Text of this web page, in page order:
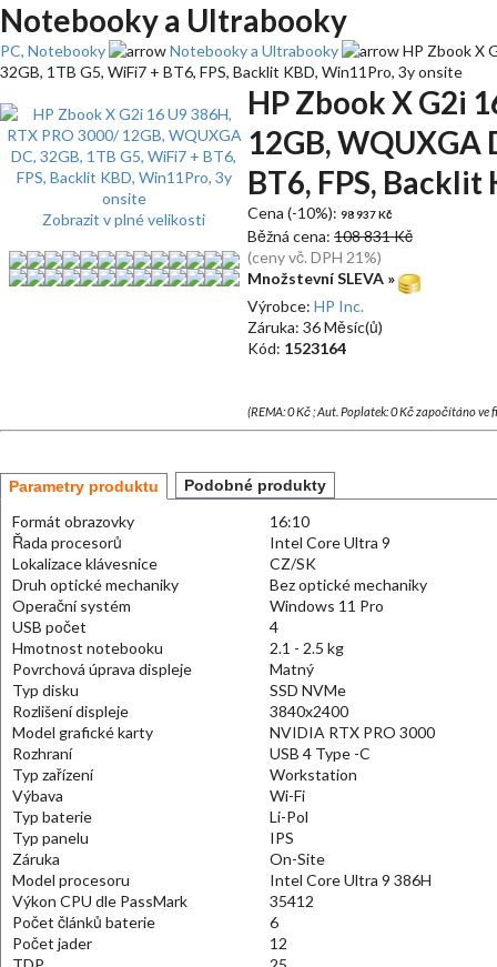
Notebooky a Ultrabooky
PC, Notebooky Notebooky a Ultrabooky
HP Zbook X
32GB, 1TB G5, WiFi7 + BT6, FPS, Backlit KBD, Win11Pro, 3y onsite
Zobrazit v plné velikosti
HP Zbook X G2i
12GB, WQUXGA
BT6, FPS,
Cena (-10%): 98 937 Kč
Běžná cena: 108 831 Kč
(ceny vč. DPH 21%)
Množstevní SLEVA »
Výrobce: HP Inc.
Záruka: 36 Měsíc(ů)
Kód: 1523164
(REMA: 0 Kč ; Aut. Poplatek: 0 Kč započítáno
Parametry produktu Podobné produkty
Formát obrazovky
16:10
Řada procesorů
Intel Core Ultra 9
Lokalizace klávesnice
CZ/SK
Druh optické mechaniky
Bez optické mechaniky
Operační systém
Windows 11 Pro
USB počet
4
Hmotnost notebooku
2.1 - 2.5 kg
Povrchová úprava displeje
Matný
Typ disku
SSD NVMe
Rozlišení displeje
3840x2400
Model grafické karty
NVIDIA RTX PRO 3000
Rozhraní
USB 4 Type -C
Typ zařízení
Workstation
Výbava
Wi-Fi
Typ baterie
Li-Pol
Typ panelu
IPS
Záruka
On-Site
Model procesoru
Intel Core Ultra 9 386H
Výkon CPU dle PassMark
35412
Počet článků baterie
6
Počet jader
12